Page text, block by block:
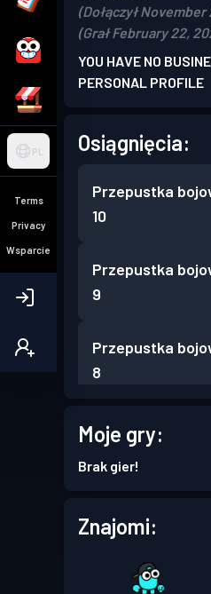
PL
Terms
Privacy
Wsparcie
(Dołączył
(Grał February 22,
YOU HAVE NO
PERSONAL PROFILE
Osiągnięcia:
Przepustka
10
Przepustka
9
Przepustka
8
Przepustka
6
Przepustka
Moje gry:
Brak gier!
Znajomi: